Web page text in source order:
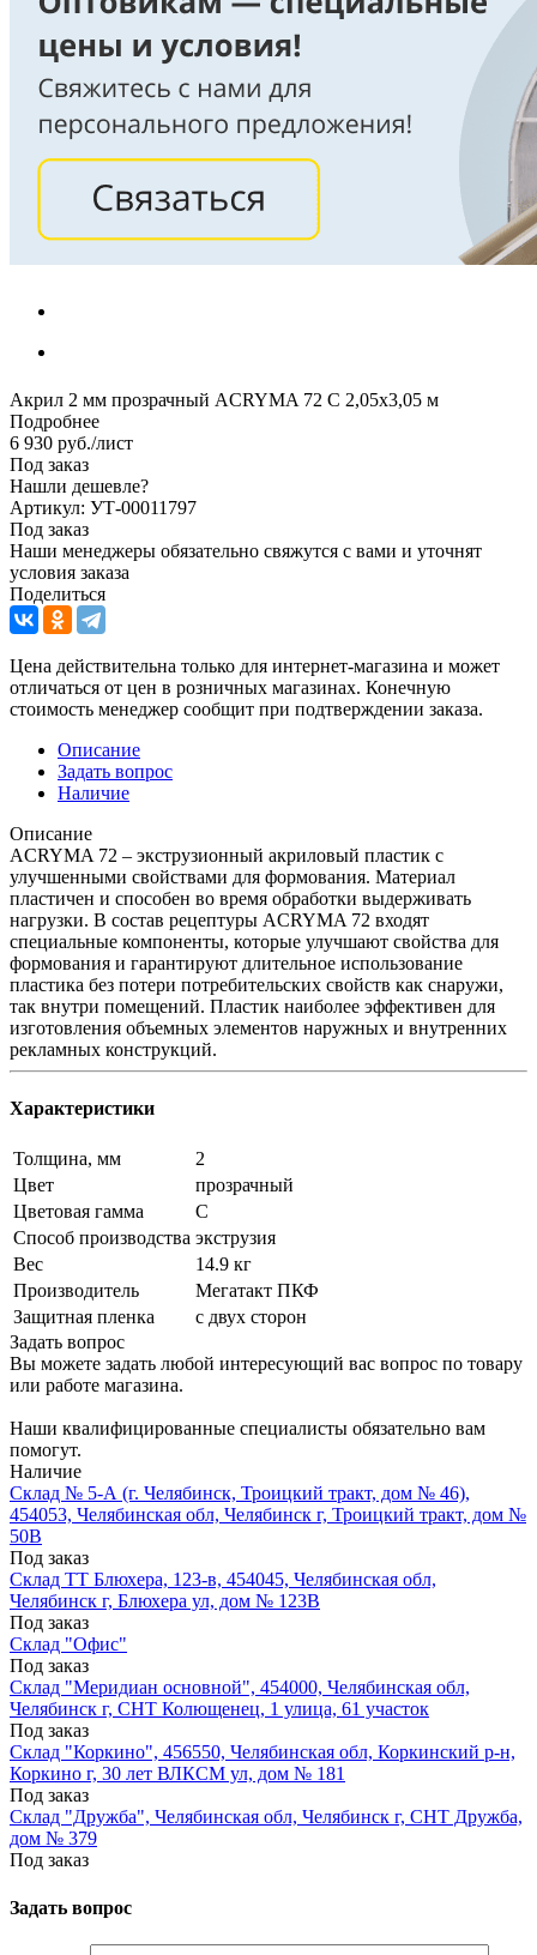
Акрил 2 мм прозрачный ACRYMA 72 C 2,05х3,05 м
Подробнее
6 930 руб./лист
Под заказ
Нашли дешевле?
Артикул: УТ-00011797
Под заказ
Наши менеджеры обязательно свяжутся с вами и уточнят
условия заказа
Поделиться
Цена действительна только для интернет-магазина и может
отличаться от цен в розничных магазинах. Конечную
стоимость менеджер сообщит при подтверждении заказа.
Описание
Задать вопрос
Наличие
Описание
ACRYMA 72 – экструзионный акриловый пластик с
улучшенными свойствами для формования. Материал
пластичен и способен во время обработки выдерживать
нагрузки. В состав рецептуры ACRYMA 72 входят
специальные компоненты, которые улучшают свойства для
формования и гарантируют длительное использование
пластика без потери потребительских свойств как снаружи,
так внутри помещений. Пластик наиболее эффективен для
изготовления объемных элементов наружных и внутренних
рекламных конструкций.
Характеристики
Толщина, мм
2
Цвет
прозрачный
Цветовая гамма
C
Способ производства экструзия
Вес
14.9 кг
Производитель
Мегатакт ПКФ
Защитная пленка
с двух сторон
Задать вопрос
Вы можете задать любой интересующий вас вопрос по товару
или работе магазина.
Наши квалифицированные специалисты обязательно вам
помогут.
Наличие
Склад № 5-А (г. Челябинск, Троицкий тракт, дом № 46),
454053, Челябинская обл, Челябинск г, Троицкий тракт, дом №
50В
Под заказ
Склад ТТ Блюхера, 123-в, 454045, Челябинская обл,
Челябинск г, Блюхера ул, дом № 123В
Под заказ
Склад "Офис"
Под заказ
Склад "Меридиан основной", 454000, Челябинская обл,
Челябинск г, СНТ Колющенец, 1 улица, 61 участок
Под заказ
Склад "Коркино", 456550, Челябинская обл, Коркинский р-н,
Коркино г, 30 лет ВЛКСМ ул, дом № 181
Под заказ
Склад "Дружба", Челябинская обл, Челябинск г, СНТ Дружба,
дом № 379
Под заказ
Задать вопрос